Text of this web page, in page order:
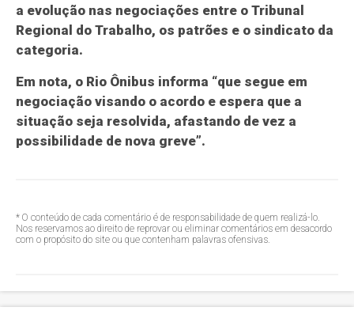
a evolução nas negociações entre o Tribunal
Regional do Trabalho, os patrões e o sindicato da
categoria.
Em nota, o Rio Ônibus informa “que segue em
negociação visando o acordo e espera que a
situação seja resolvida, afastando de vez a
possibilidade de nova greve”.
* O conteúdo de cada comentário é de responsabilidade de quem realizá-lo.
Nos reservamos ao direito de reprovar ou eliminar comentários em desacordo
com o propósito do site ou que contenham palavras ofensivas.